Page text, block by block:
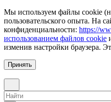
Мы используем файлы cookie
пользовательского опыта. На
конфиденциальности: https://
использованием файлов cookie
изменив настройки браузера.
Принять